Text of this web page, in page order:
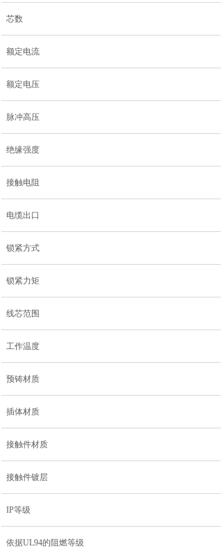
芯数
额定电流
额定电压
脉冲高压
绝缘强度
接触电阻
电缆出口
锁紧方式
锁紧力矩
线芯范围
工作温度
预铸材质
插体材质
接触件材质
接触件镀层
IP等级
依据UL94的阻燃等级